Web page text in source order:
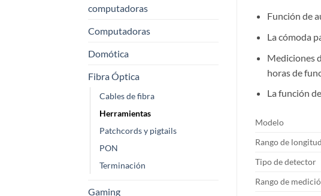
computadoras
Computadoras
Domótica
Fibra Óptica
Cables de fibra
Herramientas
Patchcords y pigtails
PON
Terminación
Gaming
Función de
La cómoda
Mediciones
horas de
La función
Modelo
Rango de
Tipo de detector
Rango de